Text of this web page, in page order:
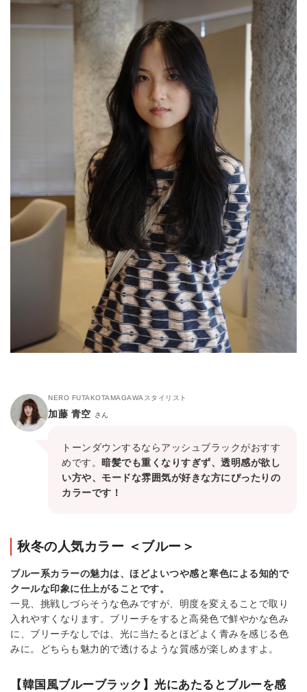
NERO FUTAKOTAMAGAWAスタイリスト
加藤 青空 さん
トーンダウンするならアッシュブラックがおすす
めです。 暗髪でも重くなりすぎず、透明感が欲し
い方や、モードな雰囲気が好きな方にぴったりの
カラーです！
秋冬の人気カラー ＜ブルー＞
ブルー系カラーの魅力は、ほどよいつや感と寒色による知的で
クールな印象に仕上がることです。
一見、挑戦しづらそうな色みですが、明度を変えることで取り
入れやすくなります。ブリーチをすると高発色で鮮やかな色み
に、ブリーチなしでは、光に当たるとほどよく青みを感じる色
みに。どちらも魅力的で透けるような質感が楽しめますよ。
【韓国風ブルーブラック】光にあたるとブルーを感